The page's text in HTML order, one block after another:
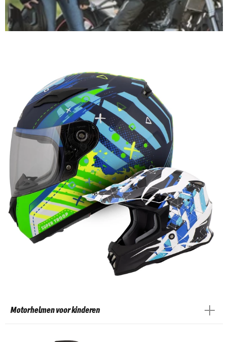
Motorhelmen voor kinderen